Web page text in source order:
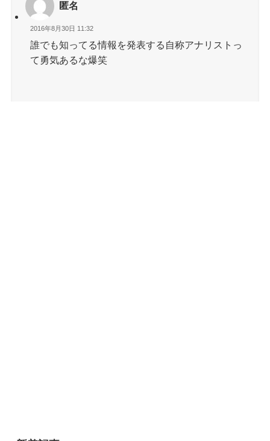
匿名
2016年8月30日 11:32
誰でも知ってる情報を発表する自称アナリストっ
て勇気あるな爆笑